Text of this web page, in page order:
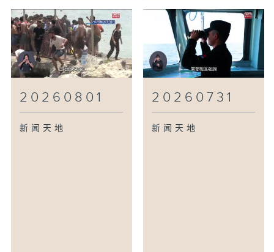
20260801
新闻天地
20260731
新闻天地